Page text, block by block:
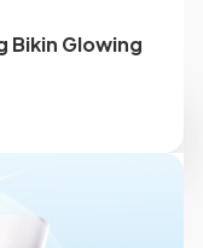
Bikin Glowing